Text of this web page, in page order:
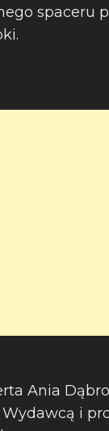
spaceru
Ania
i